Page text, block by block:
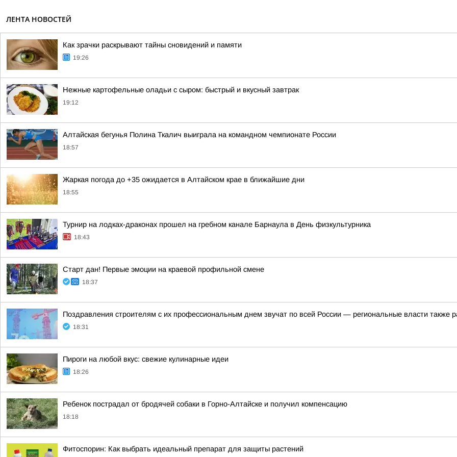
ЛЕНТА НОВОСТЕЙ
Как зрачки раскрывают тайны сновидений и памяти
19:26
Нежные картофельные оладьи с сыром: быстрый и вкусный завтрак
19:12
Алтайская бегунья Полина Ткалич выиграла на командном чемпионате России
18:57
Жаркая погода до +35 ожидается в Алтайском крае в ближайшие дни
18:55
Турнир на лодках-драконах прошел на гребном канале Барнаула в День физкультурника
18:43
Старт дан! Первые эмоции на краевой профильной смене
18:37
Поздравления строителям с их профессиональным днем звучат по всей России — региональные власти также
18:31
Пироги на любой вкус: свежие кулинарные идеи
18:26
Ребенок пострадал от бродячей собаки в Горно-Алтайске и получил компенсацию
18:18
Фитоспорин: Как выбрать идеальный препарат для защиты растений